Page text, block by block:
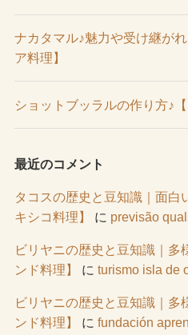
ナカタマル♪魅力や受け継が
ア料理】
ショットブッラルの作り方♪
最近のコメント
タコスの歴史と豆知識｜面白
キシコ料理】
に previsão
ビリヤニの歴史と豆知識｜多
ンド料理】
に turismo isla de
ビリヤニの歴史と豆知識｜多
ンド料理】
に fundación